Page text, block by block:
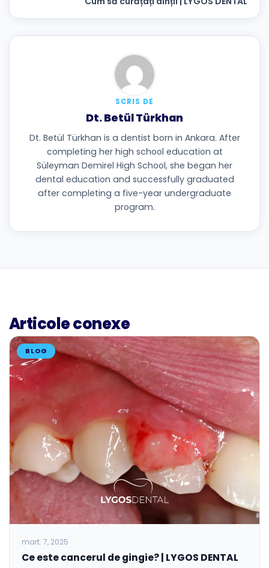
SCRIS DE
Dt. Betül Türkhan
Dt. Betül Türkhan is a dentist born in Ankara. After
completing her high school education at
Süleyman Demirel High School, she began her
dental education and successfully graduated
after completing a five-year undergraduate
program.
Articole conexe
BLOG
mart. 7, 2025
Ce este cancerul de gingie? | LYGOS DENTAL